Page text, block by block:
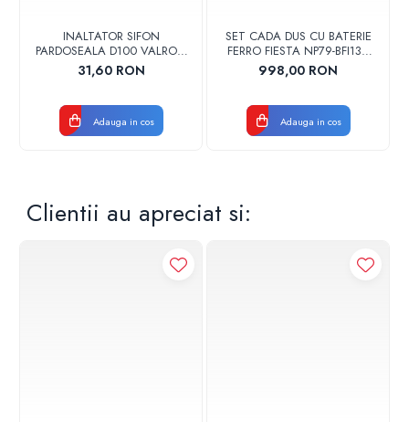
INALTATOR SIFON
PARDOSEALA D100 VALROM
17001900004
31,60 RON
Adauga in cos
SET CADA DUS CU BATERIE
FERRO FIESTA NP79-BFI13U
CROM
998,00 RON
Adauga in cos
Clientii au apreciat si: